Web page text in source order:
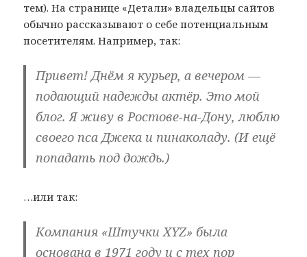
тем). На странице «Детали» владельцы сайтов
обычно рассказывают о себе потенциальным
посетителям. Например, так:
Привет! Днём я курьер, а вечером —
подающий надежды актёр. Это мой
блог. Я живу в Ростове-на-Дону, люблю
своего пса Джека и пинаколаду. (И ещё
попадать под дождь.)
…или так:
Компания «Штучки XYZ» была
основана в 1971 году и с тех пор